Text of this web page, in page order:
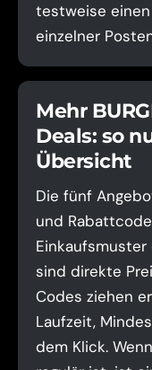
testweise
einzelner
Mehr
Deals: so
Übersicht
Die fünf
und
sind direkte
Codes ziehen
Laufzeit,
dem Klick.